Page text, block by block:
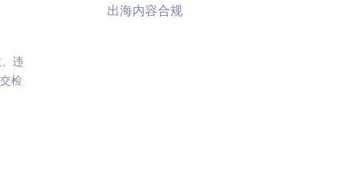
违
检
出海内容合规